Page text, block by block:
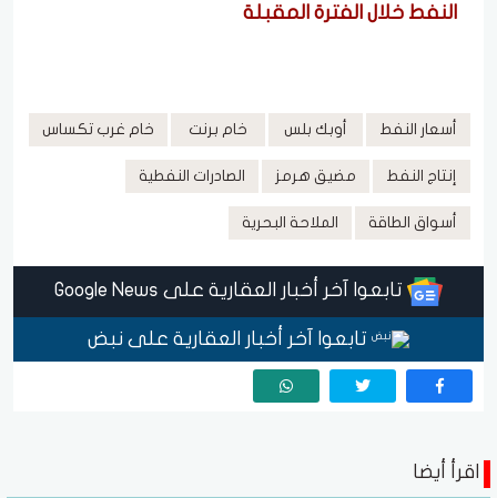
النفط خلال الفترة المقبلة
أسعار النفط أوبك بلس خام برنت خام غرب تكساس
إنتاج النفط مضيق هرمز الصادرات النفطية
أسواق الطاقة الملاحة البحرية
تابعوا آخر أخبار العقارية على Google News
تابعوا آخر أخبار العقارية على نبض
اقرأ أيضا